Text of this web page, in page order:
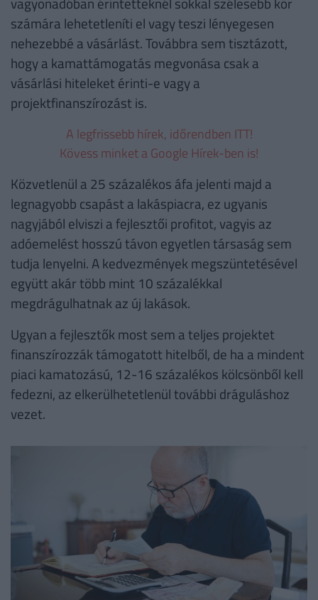
számára lehetetleníti el vagy teszi lényegesen
nehezebbé a vásárlást. Továbbra sem tisztázott,
hogy a kamattámogatás megvonása csak a
vásárlási hiteleket érinti-e vagy a
projektfinanszírozást is.
A legfrissebb hírek, időrendben ITT!
Kövess minket a Google Hírek-ben is!
Közvetlenül a 25 százalékos áfa jelenti majd a
legnagyobb csapást a lakáspiacra, ez ugyanis
nagyjából elviszi a fejlesztői profitot, vagyis az
adóemelést hosszú távon egyetlen társaság sem
tudja lenyelni. A kedvezmények megszüntetésével
együtt akár több mint 10 százalékkal
megdrágulhatnak az új lakások.
Ugyan a fejlesztők most sem a teljes projektet
finanszírozzák támogatott hitelből, de ha a mindent
piaci kamatozású, 12-16 százalékos kölcsönből kell
fedezni, az elkerülhetetlenül további dráguláshoz
vezet.